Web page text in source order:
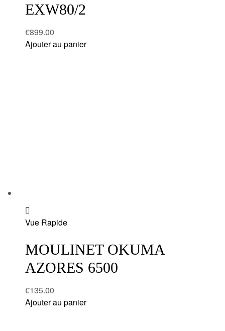
EXW80/2
€899.00
Ajouter au panier
to
Vue Rapide
MOULINET OKUMA
AZORES 6500
€135.00
Ajouter au panier